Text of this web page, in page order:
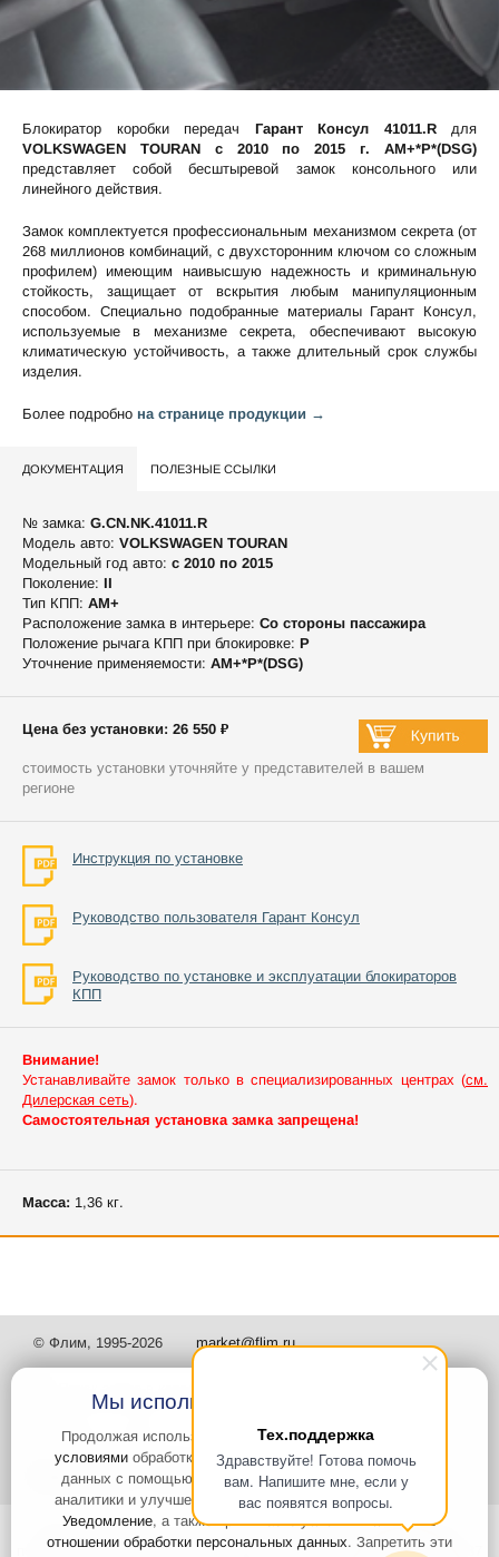
Тех.поддержка
Здравствуйте! Готова помочь
вам. Напишите мне, если у
вас появятся вопросы.
Блокиратор коробки передач Гарант Консул 41011.Rдля
VOLKSWAGEN TOURAN c 2010 по 2015 г. АМ+*P*(DSG)
представляет собой бесштыревой замок консольного или
линейного действия.
Замок комплектуется профессиональным механизмом секрета (от
268 миллионов комбинаций, с двухсторонним ключом со сложным
профилем) имеющим наивысшую надежность и криминальную
стойкость, защищает от вскрытия любым манипуляционным
способом. Специально подобранные материалы Гарант Консул,
используемые в механизме секрета, обеспечивают высокую
климатическую устойчивость, а также длительный срок службы
изделия.
Более подробно на странице продукции →
ДОКУМЕНТАЦИЯ ПОЛЕЗНЫЕ ССЫЛКИ
№ замка: G.CN.NK.41011.R
Модель авто: VOLKSWAGEN TOURAN
Модельный год авто: c 2010 по 2015
Поколение: II
Тип КПП: АМ+
Расположение замка в интерьере: Со стороны пассажира
Положение рычага КПП при блокировке: P
Уточнение применяемости: АМ+*P*(DSG)
Цена без установки: 26 550 ₽
стоимость установки уточняйте у представителей в вашем
регионе
Инструкция по установке
Руководство пользователя Гарант Консул
Руководство по установке и эксплуатации блокираторов
КПП
Внимание!
Устанавливайте замок только в специализированных центрах (см.
Дилерская сеть).
Самостоятельная установка замка запрещена!
Масса: 1,36 кг.
© Флим, 1995-2026 market@flim.ru
Задать вопрос Контакты
Интернет-сайт носит информационный характер и не является
публичной офертой, которая определяется положениями статьи 437
Мы используем файлы Cookies
Продолжая использовать наш сайт, высоглашаетесь с
условиями обработки cookie-файлов и пользовательских
данных с помощью Яндекс.Метрика, необходимых для
аналитики и улучшения качества работы сайта и сервиса
Уведомление, а также принимаете условияПолитики в
отношении обработки персональных данных. Запретить эти